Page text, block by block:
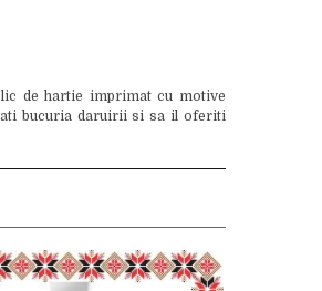
de hartie imprimat cu motive
bucuria daruirii si sa il oferiti